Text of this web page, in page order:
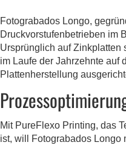
Fotograbados Longo,
Druckvorstufenbetrieben im
Ursprünglich auf Zinkplatten
im Laufe der Jahrzehnte auf
Plattenherstellung
Mit PureFlexo Printing, das
ist, will Fotograbados Longo